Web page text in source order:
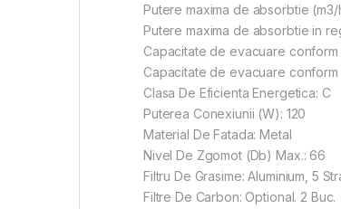
Putere maxima de absorbtie
Putere maxima de absorbtie in
Capacitate de evacuare conform
Capacitate de evacuare conform
Clasa De Eficienta Energetica: C
Puterea Conexiunii (W): 120
Material De Fatada: Metal
Nivel De Zgomot (Db) Max.: 66
Filtru De Grasime: Aluminium, 5
Filtre De Carbon: Optional. 2 Buc.